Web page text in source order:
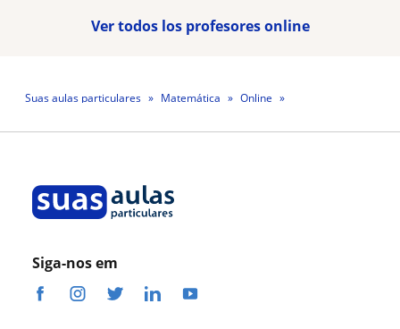
Ver todos los profesores online
Suas aulas particulares Matemática
Online
Siga-nos em